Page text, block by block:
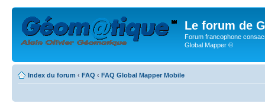
Le forum de
Forum francophone
Global Mapper ©
Index du forum ‹ FAQ ‹ FAQ Global Mapper Mobile